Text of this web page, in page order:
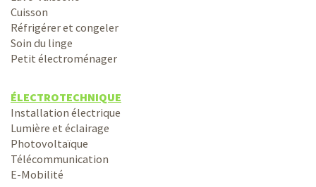
Cuisson
Réfrigérer et congeler
Soin du linge
Petit électroménager
ÉLECTROTECHNIQUE
Installation électrique
Lumière et éclairage
Photovoltaïque
Télécommunication
E-Mobilité